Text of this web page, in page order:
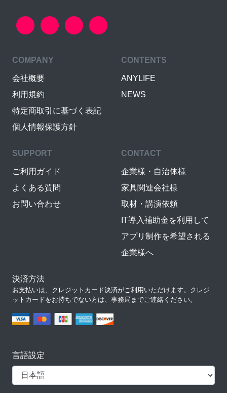
COMPANY
会社概要
利用規約
特定商取引に基づく表記
個人情報保護方針
CONTENTS
ANYLIFE
NEWS
SUPPORT
ご利用ガイド
よくある質問
お問い合わせ
CONTACT
企業様・自治体様
家具関連会社様
取材・講演依頼
IT導入補助金を利用して
アプリ制作を希望される
企業様へ
決済方法
お支払いは、クレジットカード決済がご利用いただけます。クレジ
ットカードをお持ちでない方は、事務局までご連絡ください。
言語設定